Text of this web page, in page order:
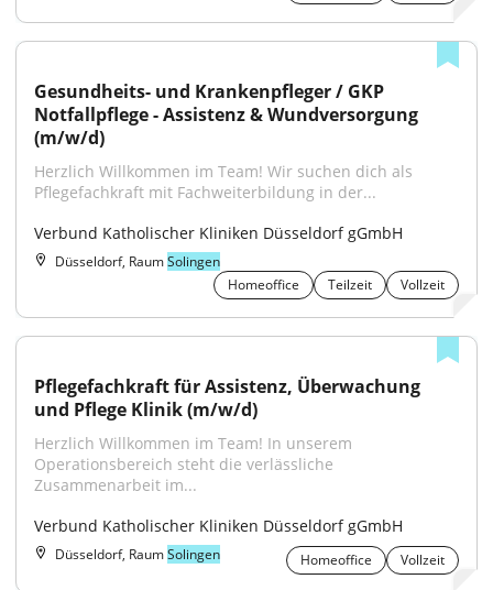
Gesundheits- und Krankenpfleger / GKP
Notfallpflege - Assistenz & Wundversorgung
(m/w/d)
Herzlich Willkommen im Team! Wir suchen dich als
Pflegefachkraft mit Fachweiterbildung in der...
Verbund Katholischer Kliniken Düsseldorf gGmbH
Düsseldorf, RaumSolingen
Homeoffice
Teilzeit Vollzeit
Pflegefachkraft für Assistenz, Überwachung
und Pflege Klinik (m/w/d)
Herzlich Willkommen im Team! In unserem
Operationsbereich steht die verlässliche
Zusammenarbeit im...
Verbund Katholischer Kliniken Düsseldorf gGmbH
Düsseldorf, RaumSolingen Homeoffice Vollzeit